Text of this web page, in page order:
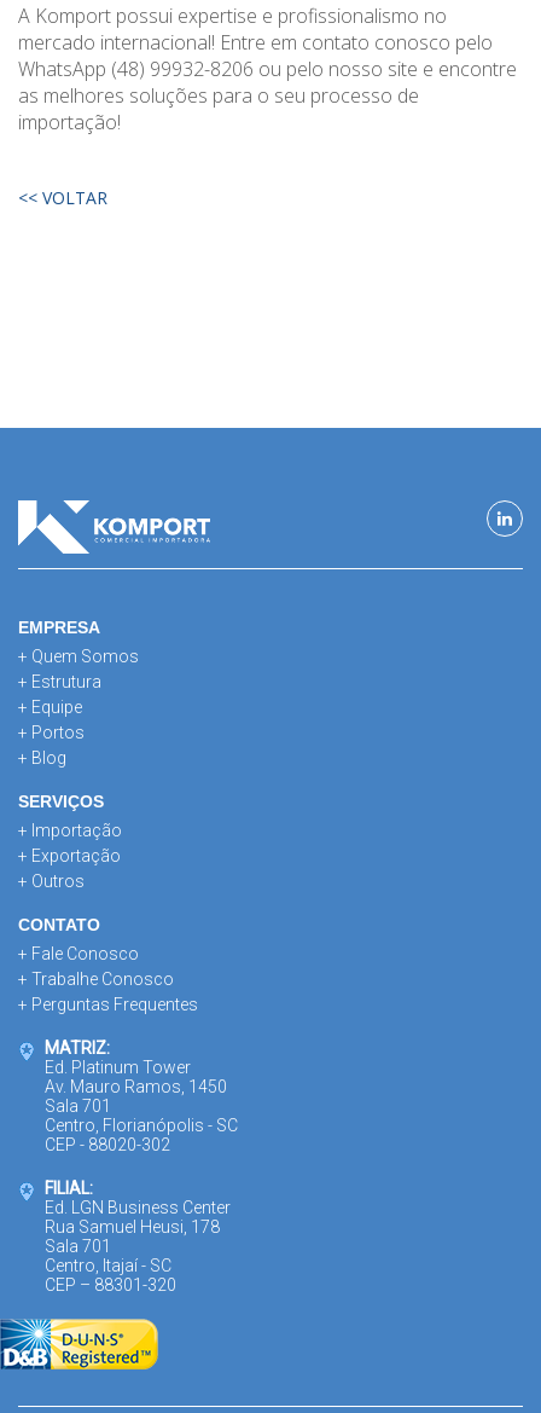
A Komport possui expertise e profissionalismo no
mercado internacional! Entre em contato conosco pelo
WhatsApp (48) 99932-8206 ou pelo nosso site e encontre
as melhores soluções para o seu processo de
importação!
<< VOLTAR
EMPRESA
+ Quem Somos
+ Estrutura
+ Equipe
+ Portos
+ Blog
SERVIÇOS
+ Importação
+ Exportação
+ Outros
CONTATO
+ Fale Conosco
+ Trabalhe Conosco
+ Perguntas Frequentes
MATRIZ:
Ed. Platinum Tower
Av. Mauro Ramos, 1450
Sala 701
Centro, Florianópolis - SC
CEP - 88020-302
FILIAL:
Ed. LGN Business Center
Rua Samuel Heusi, 178
Sala 701
Centro, Itajaí - SC
CEP – 88301-320